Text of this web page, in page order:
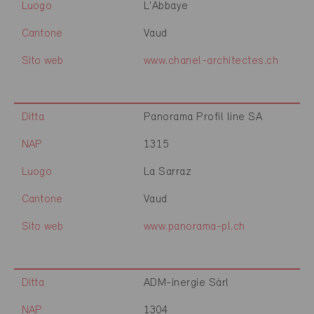
Luogo L'Abbaye
Cantone Vaud
Sito web www.chanel-architectes.ch
Ditta Panorama Profil line SA
NAP 1315
Luogo La Sarraz
Cantone Vaud
Sito web www.panorama-pl.ch
Ditta ADM-inergie Sàrl
NAP 1304